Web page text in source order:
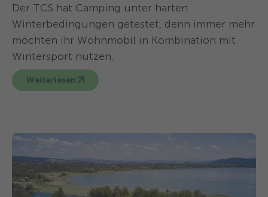
Der TCS hat Camping unter harten
Winterbedingungen getestet, denn immer mehr
möchten ihr Wohnmobil in Kombination mit
Wintersport nutzen.
Weiterlesen